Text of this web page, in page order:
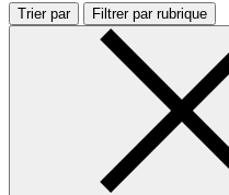
Trier par Filtrer par rubrique